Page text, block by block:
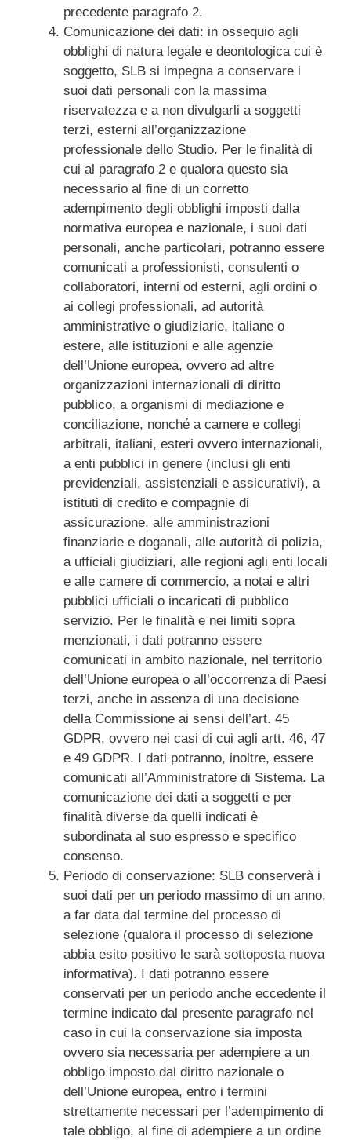
precedente paragrafo 2.
Comunicazione dei dati: in ossequio agli
obblighi di natura legale e deontologica cui è
soggetto, SLB si impegna a conservare i
suoi dati personali con la massima
riservatezza e a non divulgarli a soggetti
terzi, esterni all’organizzazione
professionale dello Studio. Per le finalità di
cui al paragrafo 2 e qualora questo sia
necessario al fine di un corretto
adempimento degli obblighi imposti dalla
normativa europea e nazionale, i suoi dati
personali, anche particolari, potranno essere
comunicati a professionisti, consulenti o
collaboratori, interni od esterni, agli ordini o
ai collegi professionali, ad autorità
amministrative o giudiziarie, italiane o
estere, alle istituzioni e alle agenzie
dell’Unione europea, ovvero ad altre
organizzazioni internazionali di diritto
pubblico, a organismi di mediazione e
conciliazione, nonché a camere e collegi
arbitrali, italiani, esteri ovvero internazionali,
a enti pubblici in genere (inclusi gli enti
previdenziali, assistenziali e assicurativi), a
istituti di credito e compagnie di
assicurazione, alle amministrazioni
finanziarie e doganali, alle autorità di polizia,
a ufficiali giudiziari, alle regioni agli enti locali
e alle camere di commercio, a notai e altri
pubblici ufficiali o incaricati di pubblico
servizio. Per le finalità e nei limiti sopra
menzionati, i dati potranno essere
comunicati in ambito nazionale, nel territorio
dell’Unione europea o all’occorrenza di Paesi
terzi, anche in assenza di una decisione
della Commissione ai sensi dell’art. 45
GDPR, ovvero nei casi di cui agli artt. 46, 47
e 49 GDPR. I dati potranno, inoltre, essere
comunicati all’Amministratore di Sistema. La
comunicazione dei dati a soggetti e per
finalità diverse da quelli indicati è
subordinata al suo espresso e specifico
consenso.
Periodo di conservazione: SLB conserverà i
suoi dati per un periodo massimo di un anno,
a far data dal termine del processo di
selezione (qualora il processo di selezione
abbia esito positivo le sarà sottoposta nuova
informativa). I dati potranno essere
conservati per un periodo anche eccedente il
termine indicato dal presente paragrafo nel
caso in cui la conservazione sia imposta
ovvero sia necessaria per adempiere a un
obbligo imposto dal diritto nazionale o
dell’Unione europea, entro i termini
strettamente necessari per l’adempimento di
tale obbligo, al fine di adempiere a un ordine